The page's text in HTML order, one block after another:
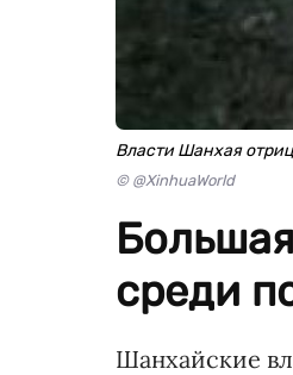
Власти Шанхая
© @XinhuaWorld
среди
Шанхайские